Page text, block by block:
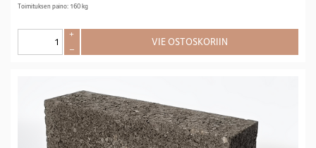
Toimituksen paino: 160 kg
+
–
VIE OSTOSKORIIN